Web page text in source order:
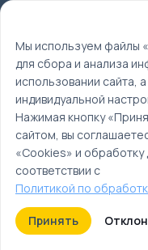
Главная
Туры
Куала-Лумпур,
Oriental
Мы используем файлы
для сбора и анализа
использовании сайта,
индивидуальной
Нажимая кнопку
сайтом, вы
«Cookies» и
соответствии с
Политикой по
Принять